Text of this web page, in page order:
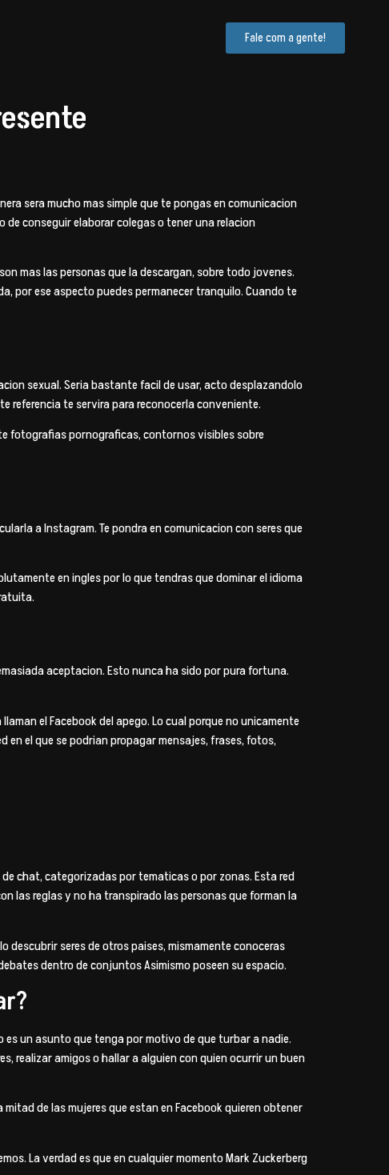
Fale com a gente!
sera mucho mas simple que te pongas en comunicacion
conseguir elaborar colegas o tener una relacion
mas las personas que la descargan, sobre todo jovenes.
por ese aspecto puedes permanecer tranquilo. Cuando te
sexual. Seri­a bastante facil de usar, acto desplazandolo
referencia te servira para reconocerla conveniente.
fotografias pornograficas, contornos visibles sobre
a Instagram. Te pondra en comunicacion con seres que
en ingles por lo que tendras que dominar el idioma
aceptacion. Esto nunca ha sido por pura fortuna.
el Facebook del apego. Lo cual porque no unicamente
en el que se podri­an propagar mensajes, frases, fotos,
chat, categorizadas por tematicas o por zonas. Esta red
las reglas y no ha transpirado las personas que forman la
seres de otros paises, mismamente conoceras
dentro de conjuntos Asimismo poseen su espacio.
es un asunto que tenga por motivo de que turbar a nadie.
realizar amigos o hallar a alguien con quien ocurrir un buen
de las mujeres que estan en Facebook quieren obtener
La verdad es que en cualquier momento Mark Zuckerberg